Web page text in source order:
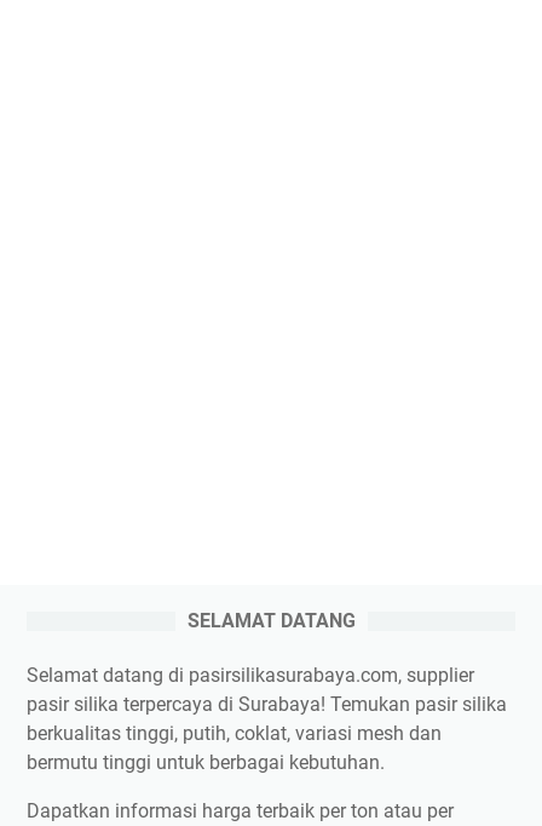
SELAMAT DATANG
Selamat datang di pasirsilikasurabaya.com, supplier
pasir silika terpercaya di Surabaya! Temukan pasir silika
berkualitas tinggi, putih, coklat, variasi mesh dan
bermutu tinggi untuk berbagai kebutuhan.
Dapatkan informasi harga terbaik per ton atau per